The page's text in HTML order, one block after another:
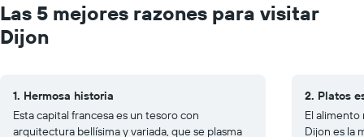
Las 5 mejores razones para visitar
Dijon
1. Hermosa historia
Esta capital francesa es un tesoro con
arquitectura bellísima y variada, que se plasma
2. Platos
El
Dijon es la